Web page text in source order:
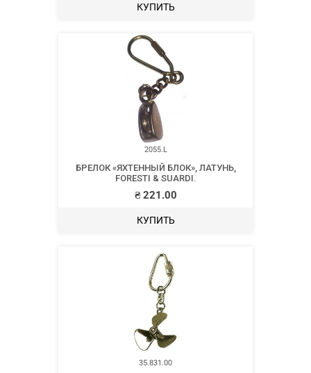
КУПИТЬ
2055.L
БРЕЛОК «ЯХТЕННЫЙ БЛОК», ЛАТУНЬ,
FORESTI & SUARDI.
₴221.00
КУПИТЬ
35.831.00